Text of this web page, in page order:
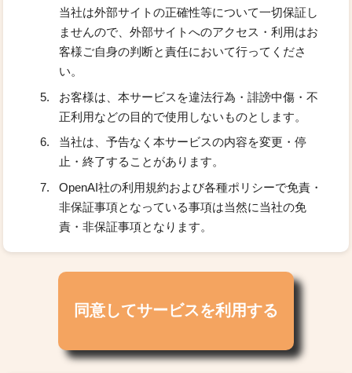
当社は外部サイトの正確性等について一切保証し
ませんので、外部サイトへのアクセス・利用はお
客様ご自身の判断と責任において行ってくださ
い。
お客様は、本サービスを違法行為・誹謗中傷・不
正利用などの目的で使用しないものとします。
当社は、予告なく本サービスの内容を変更・停
止・終了することがあります。
OpenAI社の利用規約および各種ポリシーで免責・
非保証事項となっている事項は当然に当社の免
責・非保証事項となります。
同意してサービスを利用する